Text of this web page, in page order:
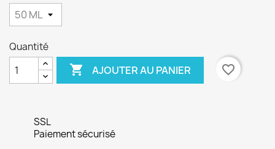
Quantité
 AJOUTER AU PANIER favorite_border
SSL
Paiement sécurisé